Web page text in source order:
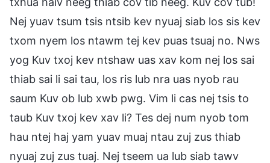
Nej yuav tsum tsis ntsib kev nyuaj siab los sis kev
txom nyem los ntawm tej kev puas tsuaj no. Nws
yog Kuv txoj kev ntshaw uas xav kom nej los sai
thiab sai li sai tau, los ris lub nra uas nyob rau
saum Kuv ob lub xwb pwg. Vim li cas nej tsis to
taub Kuv txoj kev xav li? Tes dej num nyob tom
hau ntej haj yam yuav muaj ntau zuj zus thiab
nyuaj zuj zus tuaj. Nej tseem ua lub siab tawv